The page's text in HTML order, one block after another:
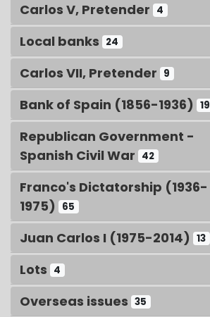
Carlos V, Pretender 4
Local banks 24
Carlos VII, Pretender 9
Bank of Spain (1856-1936) 19
Republican Government -
Spanish Civil War 42
Franco's Dictatorship (1936-
1975)
65
Juan Carlos I (1975-2014) 13
Lots 4
Overseas issues 35